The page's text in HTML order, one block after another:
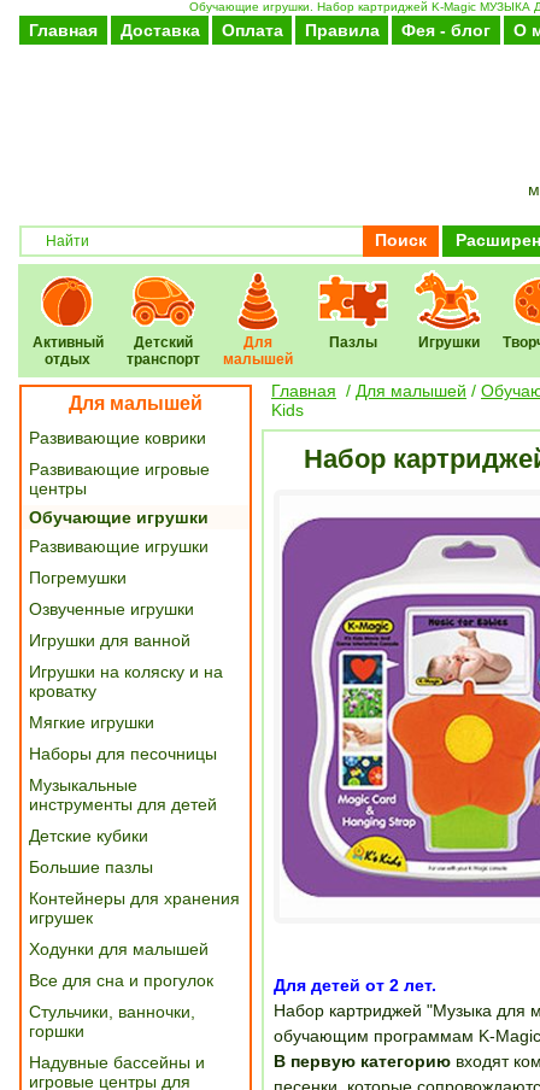
Обучающие игрушки. Набор картриджей K-Magic МУЗЫКА
Главная Доставка Оплата Правила Фея - блог О
Поиск
Активный
отдых
Детский
транспорт
Для
малышей
Пазлы Игрушки
Для малышей
Развивающие коврики
Развивающие игровые
центры
Обучающие игрушки
Развивающие игрушки
Погремушки
Озвученные игрушки
Игрушки для ванной
Игрушки на коляску и на
кроватку
Мягкие игрушки
Наборы для песочницы
Музыкальные
инструменты для детей
Детские кубики
Большие пазлы
Контейнеры для хранения
игрушек
Ходунки для малышей
Все для сна и прогулок
Стульчики, ванночки,
горшки
Надувные бассейны и
игровые центры для
Главная / Для малышей /
Kids
Набор
Для детей от 2 лет.
Набор картриджей "Музыка для
обучающим программам K-
В первую категорию входят